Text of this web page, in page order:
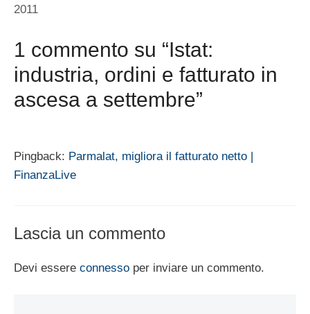
2011
1 commento su “Istat:
industria, ordini e fatturato in
ascesa a settembre”
Pingback: Parmalat, migliora il fatturato netto |
FinanzaLive
Lascia un commento
Devi essere connesso per inviare un commento.